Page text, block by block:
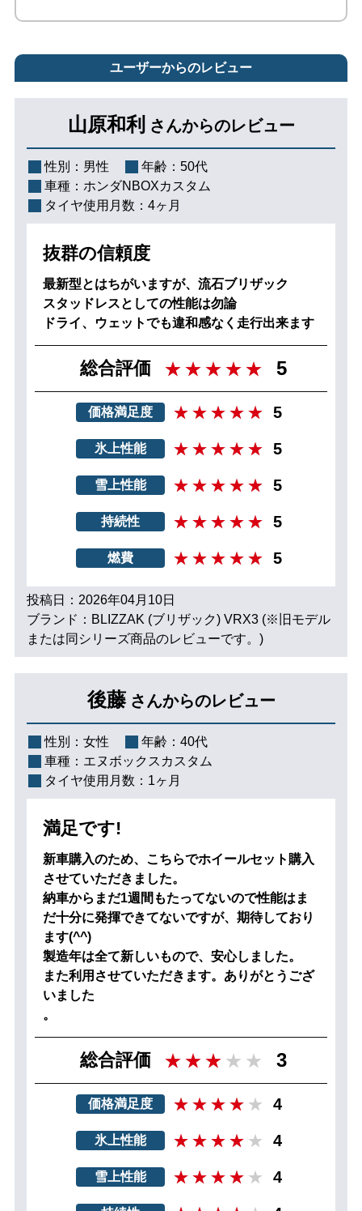
ユーザーからのレビュー
山原和利 さんからのレビュー
性別： 男性 年齢： 50代
車種： ホンダNBOXカスタム
タイヤ使用月数： 4ヶ月
抜群の信頼度
最新型とはちがいますが、流石ブリザック
スタッドレスとしての性能は勿論
ドライ、ウェットでも違和感なく走行出来ます
総合評価 5
価格満足度 5
氷上性能 5
雪上性能 5
持続性 5
燃費 5
投稿日：2026年04月10日
ブランド：BLIZZAK (ブリザック) VRX3 (※旧モデル
または同シリーズ商品のレビューです。)
後藤 さんからのレビュー
性別： 女性 年齢： 40代
車種： エヌボックスカスタム
タイヤ使用月数： 1ヶ月
満足です!
新車購入のため、こちらでホイールセット購入
させていただきました。
納車からまだ1週間もたってないので性能はま
だ十分に発揮できてないですが、期待しており
ます(^^)
製造年は全て新しいもので、安心しました。
また利用させていただきます。ありがとうござ
いました
。
総合評価 3
価格満足度 4
氷上性能 4
雪上性能 4